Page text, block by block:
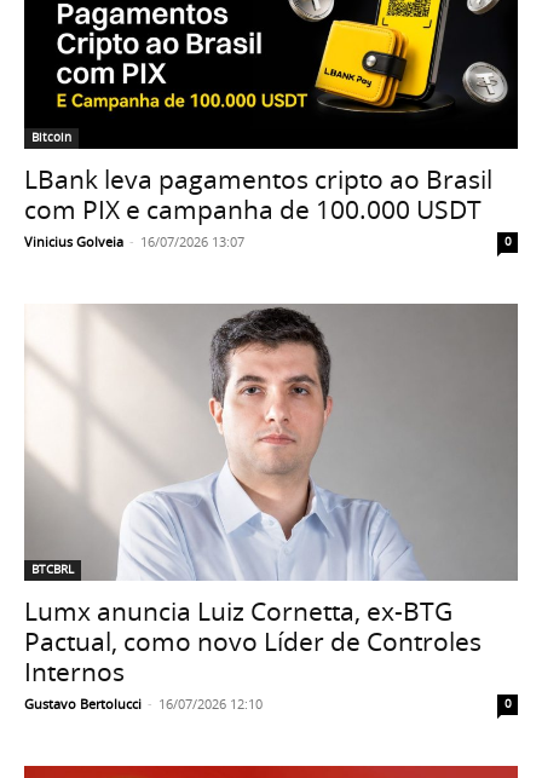
Bitcoin
LBank leva pagamentos cripto ao Brasil
com PIX e campanha de 100.000 USDT
Vinicius Golveia - 16/07/2026 13:07 0
BTCBRL
Lumx anuncia Luiz Cornetta, ex-BTG
Pactual, como novo Líder de Controles
Internos
Gustavo Bertolucci - 16/07/2026 12:10 0